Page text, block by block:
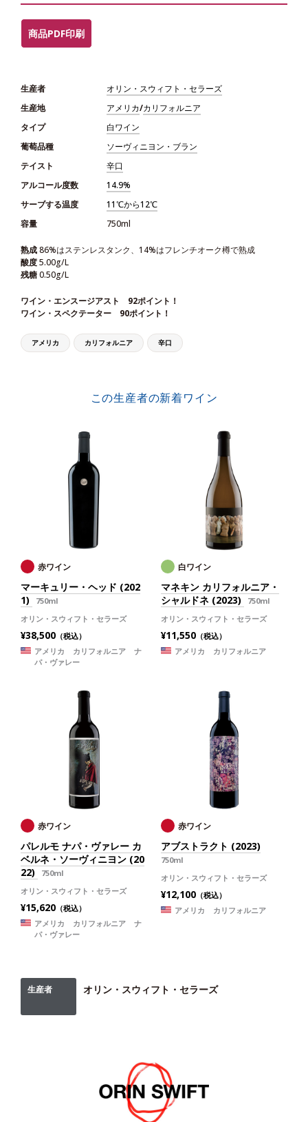
商品PDF印刷
生産者
オリン・スウィフト・セラーズ
生産地
アメリカ/カリフォルニア
タイプ
白ワイン
葡萄品種
ソーヴィニヨン・ブラン
テイスト
辛口
アルコール度数
14.9%
サーブする温度
11℃から12℃
容量
750ml
熟成86%はステンレスタンク、14%はフレンチオーク樽で熟成
酸度5.00g/L
残糖0.50g/L
ワイン・エンスージアスト 92ポイント！
ワイン・スペクテーター 90ポイント！
アメリカ カリフォルニア 辛口
この生産者の新着ワイン
赤ワイン
マーキュリー・ヘッド (202
1)
750ml
オリン・スウィフト・セラーズ
¥38,500（税込）
アメリカ カリフォルニア ナ
パ・ヴァレー
白ワイン
マネキン カリフォルニア・
シャルドネ (2023)
750ml
オリン・スウィフト・セラーズ
¥11,550（税込）
アメリカ カリフォルニア
赤ワイン
パレルモ ナパ・ヴァレー カ
ベルネ・ソーヴィニヨン (20
22)
750ml
オリン・スウィフト・セラーズ
¥15,620（税込）
アメリカ カリフォルニア ナ
パ・ヴァレー
赤ワイン
アブストラクト (2023)
750ml
オリン・スウィフト・セラーズ
¥12,100（税込）
アメリカ カリフォルニア
生産者 オリン・スウィフト・セラーズ